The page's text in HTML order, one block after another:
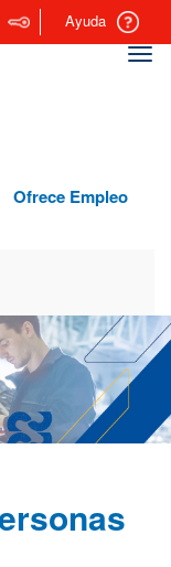
Ayuda
Ofrece Empleo